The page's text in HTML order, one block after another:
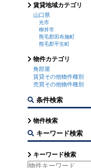
賃貸地域カテゴリ
山口県
光市
柳井市
熊毛郡田布施町
熊毛郡平生町
物件カテゴリ
角部屋
賃貸その他物件種別
売買その他物件種別
条件検索
物件検索
キーワード検索
キーワード検索